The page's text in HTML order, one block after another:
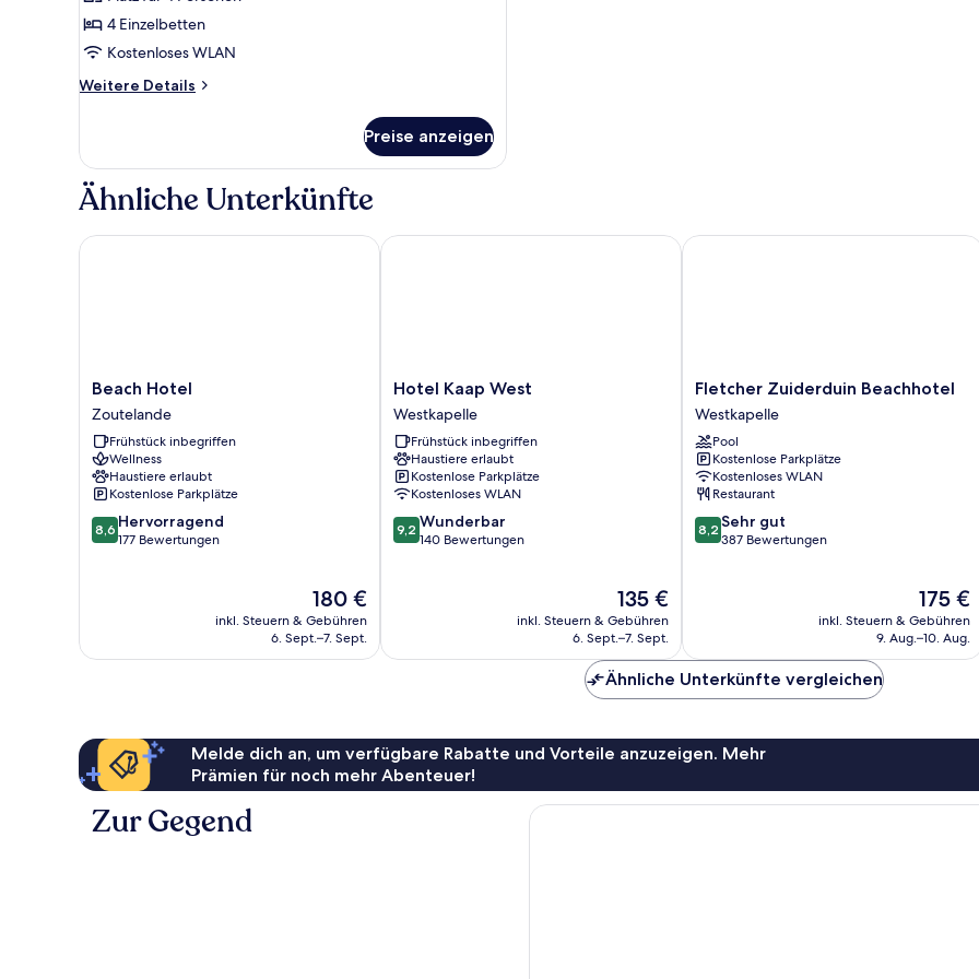
anzeigen
4 Einzelbetten
Kostenloses WLAN
Weitere Details
Weitere
Preise anzeigen
Ähnliche Unterkünfte
Beach
Hotel
Zoutelande
Beach Hotel
Zoutelande
Frühstück inbegriffen
Wellness
Haustiere erlaubt
Kostenlose Parkplätze
8.6
von
8,6 Hervorragend
177 Bewertungen
Der
Preis
beträgt
180 €
inkl. Steuern & Gebühren
6. Sept.–7. Sept.
Beach Hotel
Hotel
Kaap
West
Westkapelle
Hotel Kaap West
Westkapelle
Frühstück inbegriffen
Haustiere erlaubt
Kostenlose Parkplätze
Kostenloses WLAN
9.2
von
9,2 Wunderbar
140 Bewertungen
Der
Preis
beträgt
135 €
inkl. Steuern & Gebühren
6. Sept.–7. Sept.
Hotel Kaap West
Fletcher
Zuiderduin
Beachhotel
Westkapelle
Fletcher Zuiderduin Beachhotel
Westkapelle
Pool
Kostenlose Parkplätze
Kostenloses WLAN
Restaurant
8.2
von
8,2 Sehr gut
387 Bewertungen
Der
Preis
beträgt
175 €
inkl. Steuern & Gebühren
9. Aug.–10. Aug.
Fletcher Zuiderduin Beachhotel
Ähnliche Unterkünfte vergleichen
Melde dich an, um verfügbare Rabatte und Vorteile anzuzeigen. Mehr
Prämien für noch mehr Abenteuer!
Zur Gegend